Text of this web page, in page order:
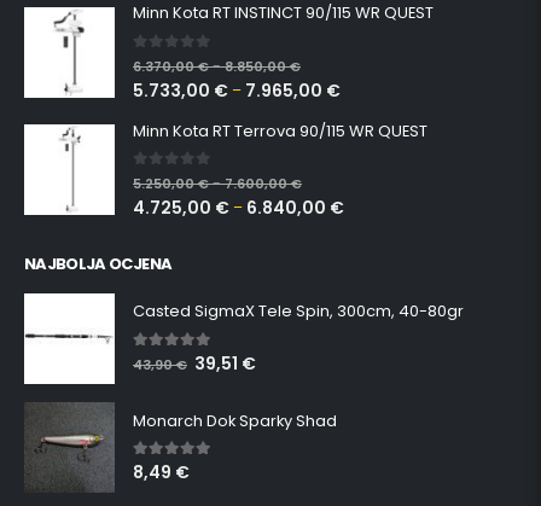
Minn Kota RT INSTINCT 90/115 WR QUEST
0 out of 5
6.370,00€–8.850,00€
5.733,00 € – 7.965,00 €
Minn Kota RT Terrova 90/115 WR QUEST
0 out of 5
5.250,00€–7.600,00€
4.725,00 € – 6.840,00 €
NAJBOLJA OCJENA
Casted SigmaX Tele Spin, 300cm, 40-80gr
5.00 out of 5
43,90€ 39,51 €
Monarch Dok Sparky Shad
5.00 out of 5
8,49 €